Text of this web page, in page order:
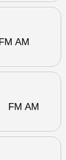
AM
FM AM